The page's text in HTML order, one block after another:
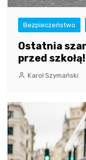
Bezpieczeństwo
Ostatnia
przed szkołą!
Karol Szymański